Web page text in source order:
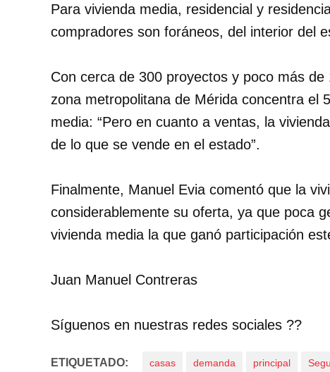
Para vivienda media, residencial y
compradores son foráneos, del interior del
Con cerca de 300 proyectos y poco más
zona metropolitana de Mérida concentra el
media: “Pero en cuanto a ventas, la
de lo que se vende en el estado”.
Finalmente, Manuel Evia comentó que la
considerablemente su oferta, ya que poca
vivienda media la que ganó participación
Juan Manuel Contreras
Síguenos en nuestras redes sociales ??
ETIQUETADO: casas demanda principal